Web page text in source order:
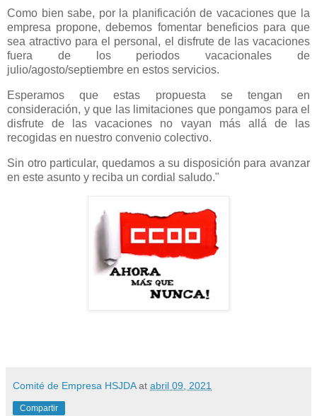
Como bien sabe, por la planificación de vacaciones que la
empresa propone, debemos fomentar beneficios para que
sea atractivo para el personal, el disfrute de las vacaciones
fuera de los periodos vacacionales de
julio/agosto/septiembre en estos servicios.
Esperamos que estas propuesta se tengan en
consideración, y que las limitaciones que pongamos para el
disfrute de las vacaciones no vayan más allá de las
recogidas en nuestro convenio colectivo.
Sin otro particular, quedamos a su disposición para avanzar
en este asunto y reciba un cordial saludo."
Comité de Empresa HSJDA at abril 09, 2021
Compartir